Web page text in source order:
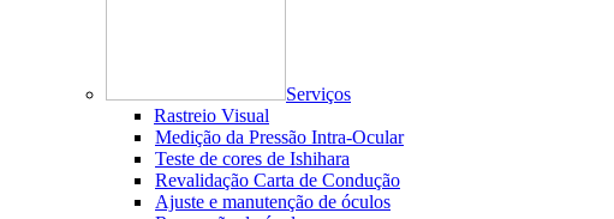
Serviços
Rastreio Visual
Medição da Pressão Intra-Ocular
Teste de cores de Ishihara
Revalidação Carta de Condução
Ajuste e manutenção de óculos